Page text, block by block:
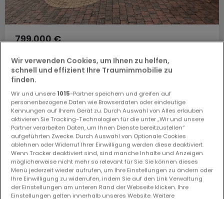
Gonderange
799.000 €
140
EXKLUSIV AUF ATHOME
Wir verwenden Cookies, um Ihnen zu helfen,
schnell und effizient Ihre Traumimmobilie zu
finden.
Wir und unsere 1015-Partner speichern und greifen auf
personenbezogene Daten wie Browserdaten oder eindeutige
Kennungen auf Ihrem Gerät zu. Durch Auswahl von Alles erlauben
aktivieren Sie Tracking-Technologien für die unter „Wir und unsere
Partner verarbeiten Daten, um Ihnen Dienste bereitzustellen“
aufgeführten Zwecke. Durch Auswahl von Optionale Cookies
ablehnen oder Widerruf Ihrer Einwilligung werden diese deaktiviert.
Wenn Tracker deaktiviert sind, sind manche Inhalte und Anzeigen
möglicherweise nicht mehr so relevant für Sie. Sie können dieses
Menü jederzeit wieder aufrufen, um Ihre Einstellungen zu ändern oder
Ihre Einwilligung zu widerrufen, indem Sie auf den Link Verwaltung
der Einstellungen am unteren Rand der Webseite klicken. Ihre
Einstellungen gelten innerhalb unseres Website. Weitere